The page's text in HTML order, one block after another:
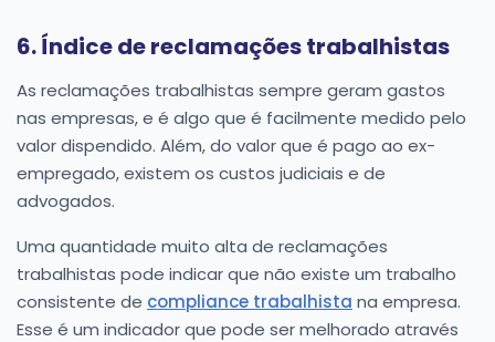
6. Índice de reclamações trabalhistas
As reclamações trabalhistas sempre geram gastos
nas empresas, e é algo que é facilmente medido pelo
valor dispendido. Além, do valor que é pago ao ex-
empregado, existem os custos judiciais e de
advogados.
Uma quantidade muito alta de reclamações
trabalhistas pode indicar que não existe um trabalho
consistente de compliance trabalhista na empresa.
Esse é um indicador que pode ser melhorado através